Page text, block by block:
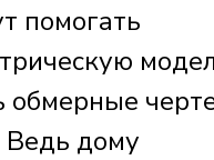
помогать
обмерные
Ведь дому